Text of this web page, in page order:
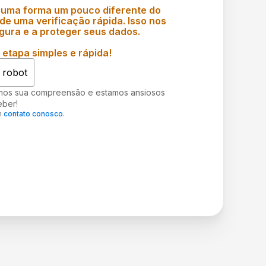
forma um pouco diferente do
uma verificação rápida. Isso nos
e a proteger seus dados.
simples e rápida!
robot
sua compreensão e estamos ansiosos
contato conosco.